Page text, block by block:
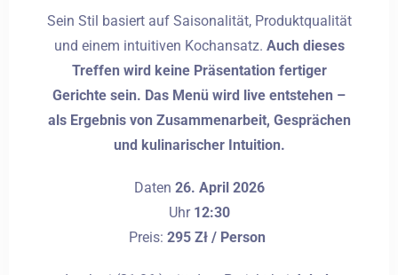
Sein Stil basiert auf Saisonalität, Produktqualität
und einem intuitiven Kochansatz. Auch dieses
Treffen wird keine Präsentation fertiger
Gerichte sein. Das Menü wird live entstehen –
als Ergebnis von Zusammenarbeit, Gesprächen
und kulinarischer Intuition.
Daten 26. April 2026
Uhr 12:30
Preis: 295 Zł / Person